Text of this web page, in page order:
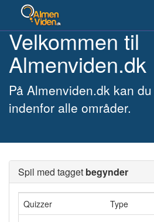
Velkommen til
Almenviden.dk
På Almenviden.dk kan
indenfor alle områder.
Spil med tagget begynder
Quizzer Type